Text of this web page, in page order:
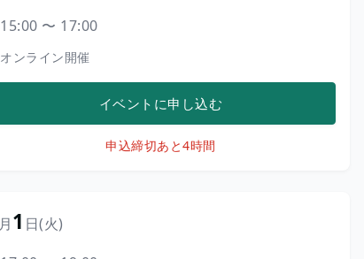
15:00 〜 17:00
オンライン開催
イベントに申し込む
申込締切あと4時間
月1 日(火)